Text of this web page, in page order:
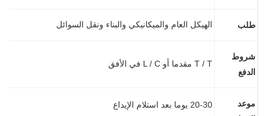
الهيكل العام والميكانيكي والبناء ونقل السوائل
20-30 يوما بعد استلام الإيداع